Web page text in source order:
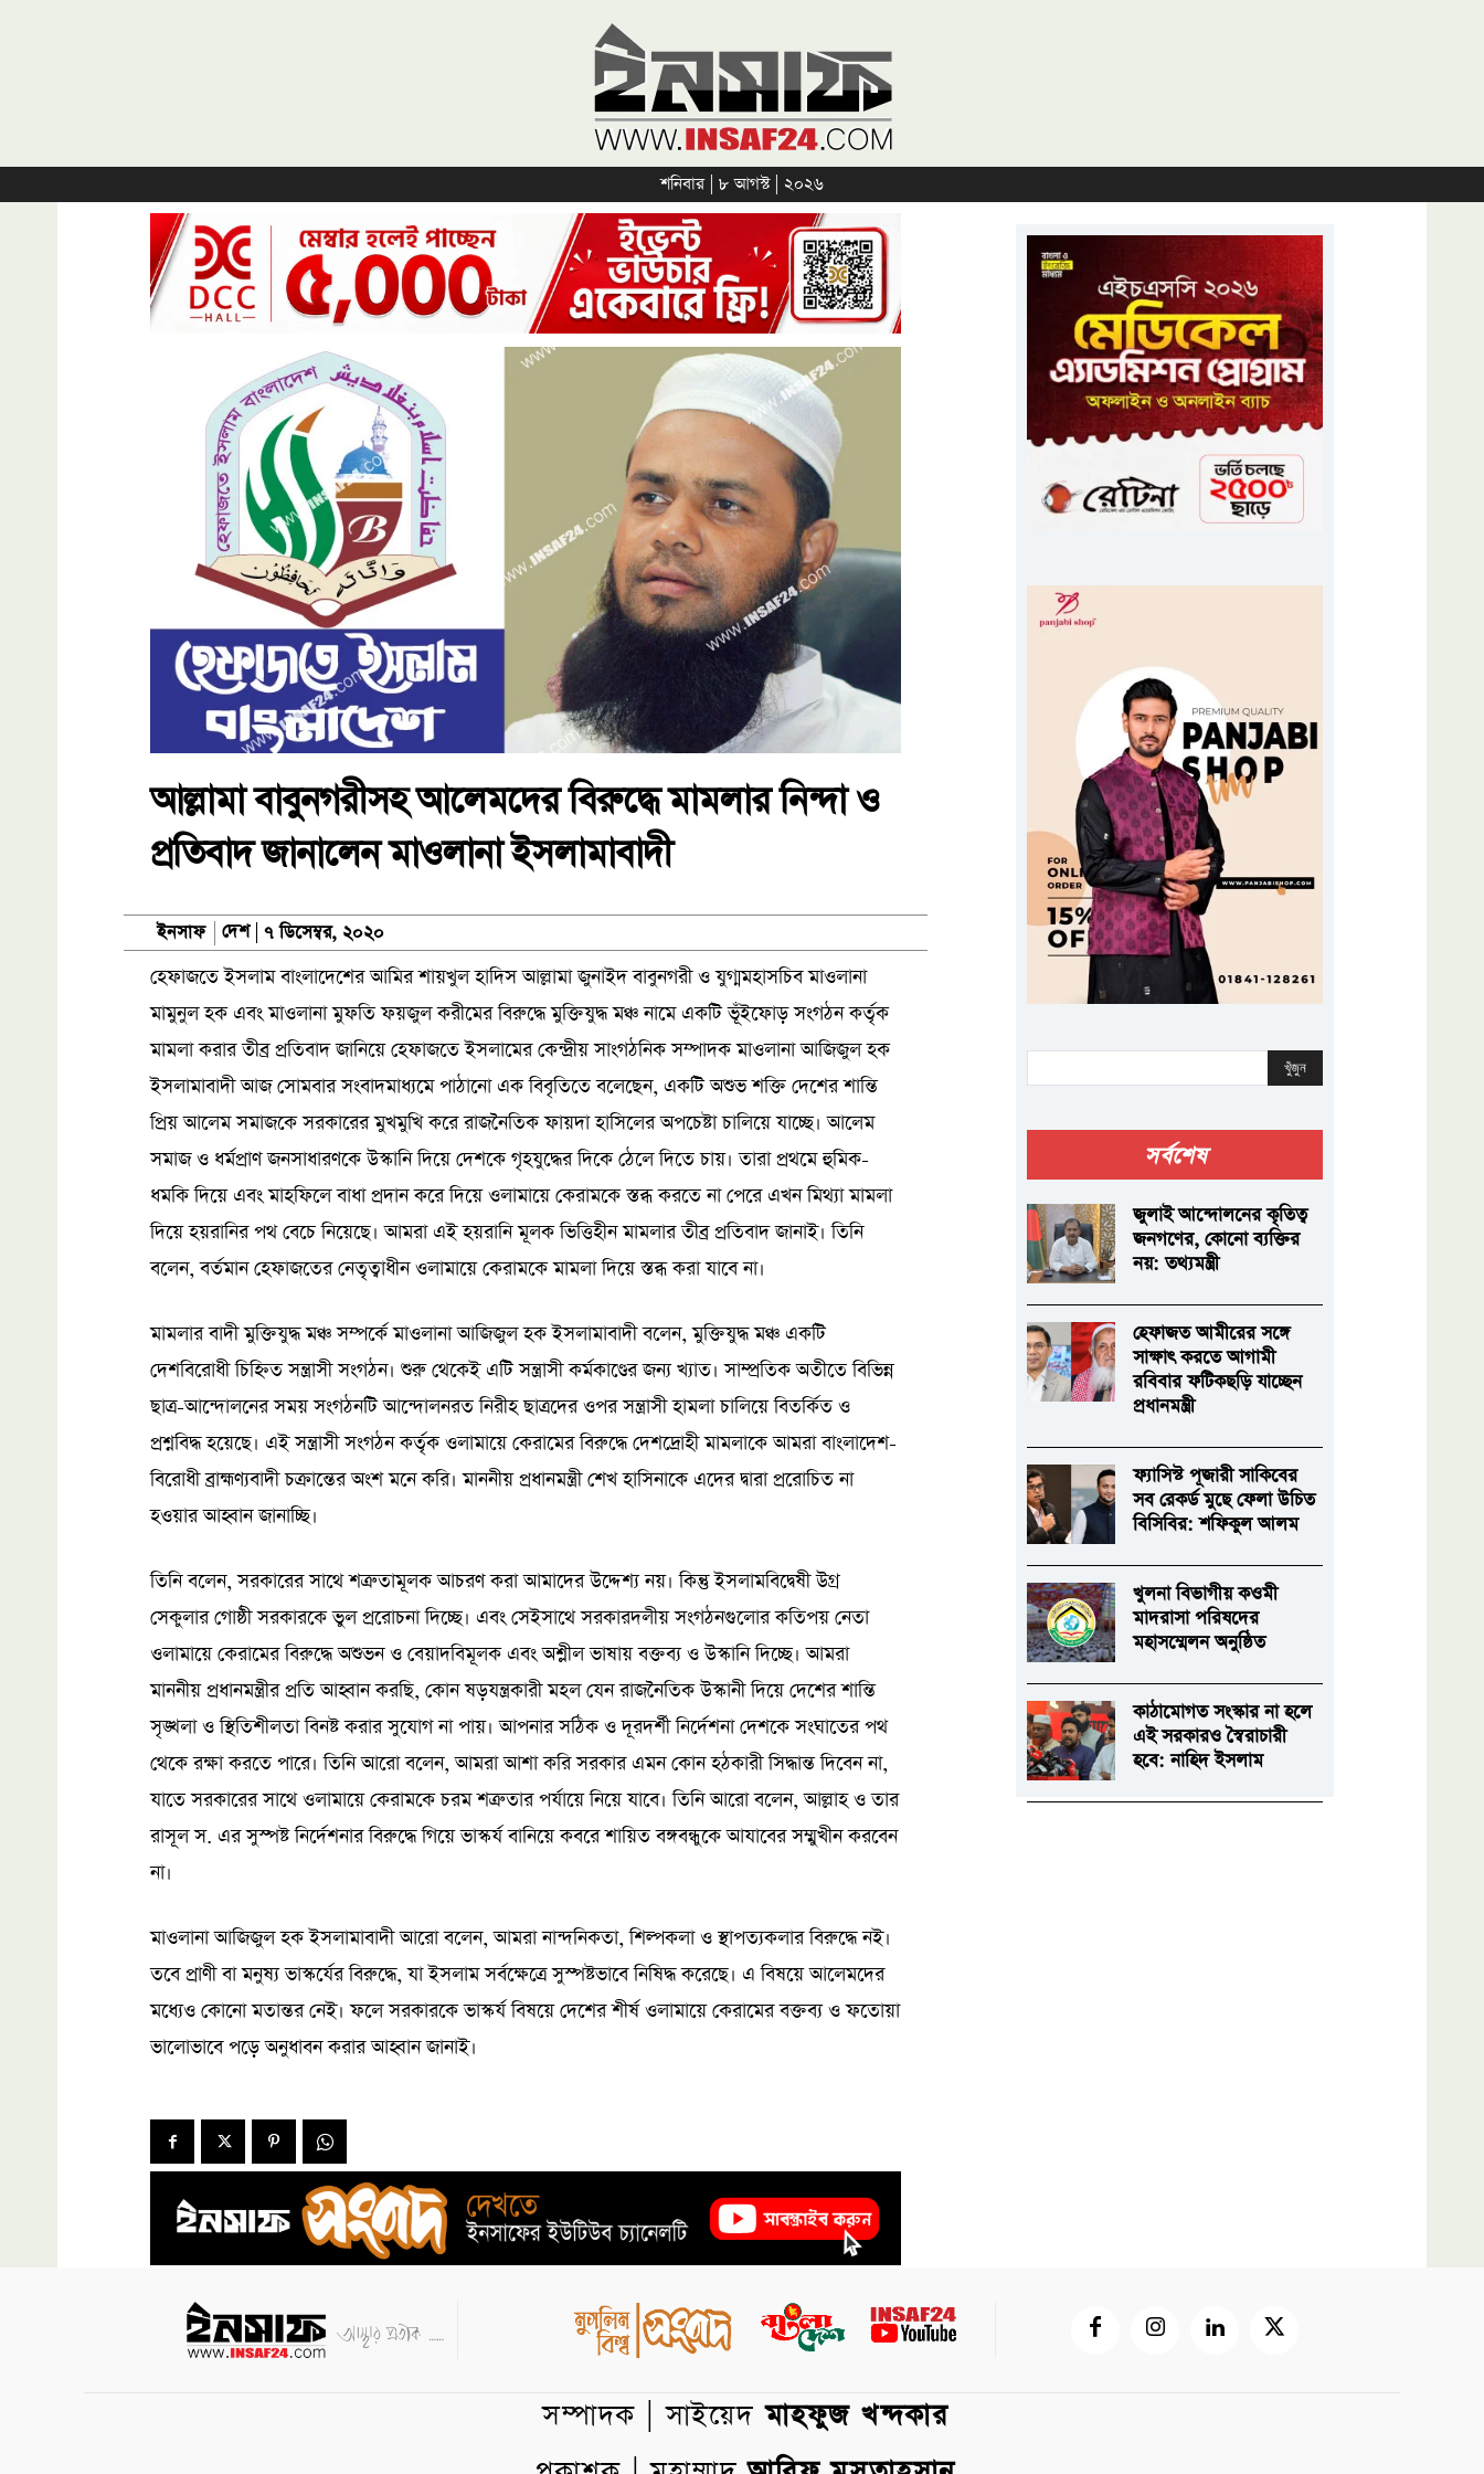
শনিবার | ৮ আগস্ট | ২০২৬
আল্লামা বাবুনগরীসহ আলেমদের বিরুদ্ধে মামলার নিন্দা ও
প্রতিবাদ জানালেন মাওলানা ইসলামাবাদী
ইনসাফ দেশ ৭ ডিসেম্বর, ২০২০
হেফাজতে ইসলাম বাংলাদেশের আমির শায়খুল হাদিস আল্লামা জুনাইদ বাবুনগরী ও যুগ্মমহাসচিব মাওলানা
মামুনুল হক এবং মাওলানা মুফতি ফয়জুল করীমের বিরুদ্ধে মুক্তিযুদ্ধ মঞ্চ নামে একটি ভূঁইফোড় সংগঠন কর্তৃক
মামলা করার তীব্র প্রতিবাদ জানিয়ে হেফাজতে ইসলামের কেন্দ্রীয় সাংগঠনিক সম্পাদক মাওলানা আজিজুল হক
ইসলামাবাদী আজ সোমবার সংবাদমাধ্যমে পাঠানো এক বিবৃতিতে বলেছেন, একটি অশুভ শক্তি দেশের শান্তি
প্রিয় আলেম সমাজকে সরকারের মুখমুখি করে রাজনৈতিক ফায়দা হাসিলের অপচেষ্টা চালিয়ে যাচ্ছে। আলেম
সমাজ ও ধর্মপ্রাণ জনসাধারণকে উস্কানি দিয়ে দেশকে গৃহযুদ্ধের দিকে ঠেলে দিতে চায়। তারা প্রথমে হুমিক-
ধমকি দিয়ে এবং মাহফিলে বাধা প্রদান করে দিয়ে ওলামায়ে কেরামকে স্তব্ধ করতে না পেরে এখন মিথ্যা মামলা
দিয়ে হয়রানির পথ বেচে নিয়েছে। আমরা এই হয়রানি মূলক ভিত্তিহীন মামলার তীব্র প্রতিবাদ জানাই। তিনি
বলেন, বর্তমান হেফাজতের নেতৃত্বাধীন ওলামায়ে কেরামকে মামলা দিয়ে স্তব্ধ করা যাবে না।
মামলার বাদী মুক্তিযুদ্ধ মঞ্চ সম্পর্কে মাওলানা আজিজুল হক ইসলামাবাদী বলেন, মুক্তিযুদ্ধ মঞ্চ একটি
দেশবিরোধী চিহ্নিত সন্ত্রাসী সংগঠন। শুরু থেকেই এটি সন্ত্রাসী কর্মকাণ্ডের জন্য খ্যাত। সাম্প্রতিক অতীতে বিভিন্ন
ছাত্র-আন্দোলনের সময় সংগঠনটি আন্দোলনরত নিরীহ ছাত্রদের ওপর সন্ত্রাসী হামলা চালিয়ে বিতর্কিত ও
প্রশ্নবিদ্ধ হয়েছে। এই সন্ত্রাসী সংগঠন কর্তৃক ওলামায়ে কেরামের বিরুদ্ধে দেশদ্রোহী মামলাকে আমরা বাংলাদেশ-
বিরোধী ব্রাহ্মণ্যবাদী চক্রান্তের অংশ মনে করি। মাননীয় প্রধানমন্ত্রী শেখ হাসিনাকে এদের দ্বারা প্ররোচিত না
হওয়ার আহ্বান জানাচ্ছি।
তিনি বলেন, সরকারের সাথে শত্রুতামূলক আচরণ করা আমাদের উদ্দেশ্য নয়। কিন্তু ইসলামবিদ্বেষী উগ্র
সেকুলার গোষ্ঠী সরকারকে ভুল প্ররোচনা দিচ্ছে। এবং সেইসাথে সরকারদলীয় সংগঠনগুলোর কতিপয় নেতা
ওলামায়ে কেরামের বিরুদ্ধে অশুভন ও বেয়াদবিমূলক এবং অশ্লীল ভাষায় বক্তব্য ও উস্কানি দিচ্ছে। আমরা
মাননীয় প্রধানমন্ত্রীর প্রতি আহ্বান করছি, কোন ষড়যন্ত্রকারী মহল যেন রাজনৈতিক উস্কানী দিয়ে দেশের শান্তি
সৃঙ্খলা ও স্থিতিশীলতা বিনষ্ট করার সুযোগ না পায়। আপনার সঠিক ও দূরদর্শী নির্দেশনা দেশকে সংঘাতের পথ
থেকে রক্ষা করতে পারে। তিনি আরো বলেন, আমরা আশা করি সরকার এমন কোন হঠকারী সিদ্ধান্ত দিবেন না,
যাতে সরকারের সাথে ওলামায়ে কেরামকে চরম শত্রুতার পর্যায়ে নিয়ে যাবে। তিনি আরো বলেন, আল্লাহ ও তার
রাসূল স. এর সুস্পষ্ট নির্দেশনার বিরুদ্ধে গিয়ে ভাস্কর্য বানিয়ে কবরে শায়িত বঙ্গবন্ধুকে আযাবের সম্মুখীন করবেন
না।
মাওলানা আজিজুল হক ইসলামাবাদী আরো বলেন, আমরা নান্দনিকতা, শিল্পকলা ও স্থাপত্যকলার বিরুদ্ধে নই।
তবে প্রাণী বা মনুষ্য ভাস্কর্যের বিরুদ্ধে, যা ইসলাম সর্বক্ষেত্রে সুস্পষ্টভাবে নিষিদ্ধ করেছে। এ বিষয়ে আলেমদের
মধ্যেও কোনো মতান্তর নেই। ফলে সরকারকে ভাস্কর্য বিষয়ে দেশের শীর্ষ ওলামায়ে কেরামের বক্তব্য ও ফতোয়া
ভালোভাবে পড়ে অনুধাবন করার আহ্বান জানাই।
খুঁজুন
সর্বশেষ
জুলাই আন্দোলনের কৃতিত্ব
জনগণের, কোনো ব্যক্তির
নয়: তথ্যমন্ত্রী
হেফাজত আমীরের সঙ্গে
সাক্ষাৎ করতে আগামী
রবিবার ফটিকছড়ি যাচ্ছেন
প্রধানমন্ত্রী
ফ্যাসিস্ট পূজারী সাকিবের
সব রেকর্ড মুছে ফেলা উচিত
বিসিবির: শফিকুল আলম
খুলনা বিভাগীয় কওমী
মাদরাসা পরিষদের
মহাসম্মেলন অনুষ্ঠিত
কাঠামোগত সংস্কার না হলে
এই সরকারও স্বৈরাচারী
হবে: নাহিদ ইসলাম
সম্পাদক | সাইয়েদমাহফুজ খন্দকার